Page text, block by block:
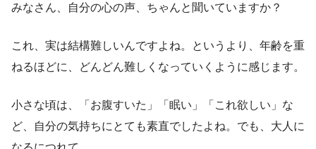
みなさん、自分の心の声、ちゃんと聞いていますか？
これ、実は結構難しいんですよね。というより、年齢を重
ねるほどに、どんどん難しくなっていくように感じます。
小さな頃は、「お腹すいた」「眠い」「これ欲しい」な
ど、自分の気持ちにとても素直でしたよね。でも、大人に